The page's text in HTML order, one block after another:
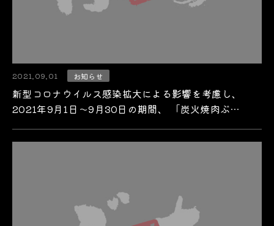
2021.09.01 お知らせ
新型コロナウイルス感染拡大による影響を考慮し、
2021年9月1日～9月30日の期間、 「炭火焼肉ぶ…